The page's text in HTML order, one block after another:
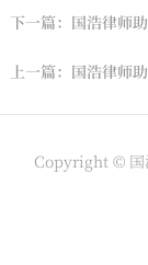
下一篇：国浩律师
上一篇：国浩律师
Copyright © 国